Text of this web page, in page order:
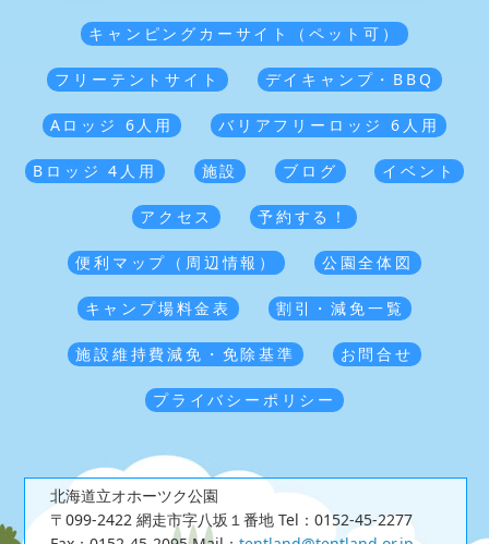
キャンピングカーサイト（ペット可）
フリーテントサイト デイキャンプ・BBQ
Aロッジ 6人用 バリアフリーロッジ 6人用
Bロッジ 4人用 施設 ブログ イベント
アクセス 予約する！
便利マップ（周辺情報） 公園全体図
キャンプ場料金表 割引・減免一覧
施設維持費減免・免除基準 お問合せ
プライバシーポリシー
北海道立オホーツク公園
〒099-2422 網走市字八坂１番地 Tel：0152-45-2277